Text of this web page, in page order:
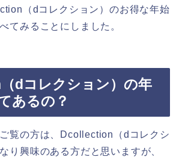
（dコレクション）のお得な年始
てみることにしました。
dコレクション）の年
あるの？
覧の方は、Dcollection（dコレクシ
り興味のある方だと思いますが、